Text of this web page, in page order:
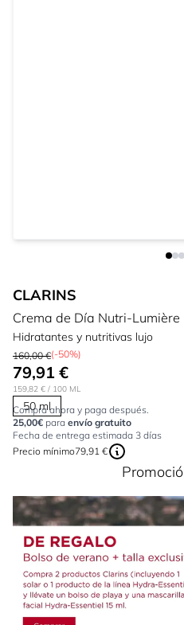
CLARINS
Crema de Día Nutri-Lumière
Hidratantes y nutritivas lujo
160,00 €(-50%)
79,91 €
159,82 € / 100 ML
50 ml
Compra ahora y paga después.
25,00€ para envío gratuito
Fecha de entrega estimada 3 días
Precio mínimo79,91 €